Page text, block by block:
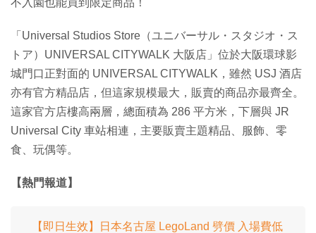
「Universal Studios Store（ユニバーサル・スタジオ・ス
トア）UNIVERSAL CITYWALK 大阪店」位於大阪環球影
城門口正對面的 UNIVERSAL CITYWALK，雖然 USJ 酒店
亦有官方精品店，但這家規模最大，販賣的商品亦最齊全。
這家官方店樓高兩層，總面積為 286 平方米，下層與 JR
Universal City 車站相連，主要販賣主題精品、服飾、零
食、玩偶等。
【熱門報道】
【即日生效】日本名古屋 LegoLand 劈價 入場費低